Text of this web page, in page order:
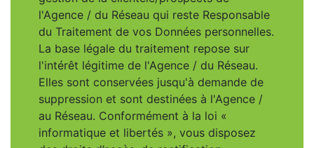
l'Agence / du Réseau qui reste Responsable
du Traitement de vos Données personnelles.
La base légale du traitement repose sur
l'intérêt légitime de l'Agence / du Réseau.
Elles sont conservées jusqu'à demande de
suppression et sont destinées à l'Agence /
au Réseau. Conformément à la loi «
informatique et libertés », vous disposez